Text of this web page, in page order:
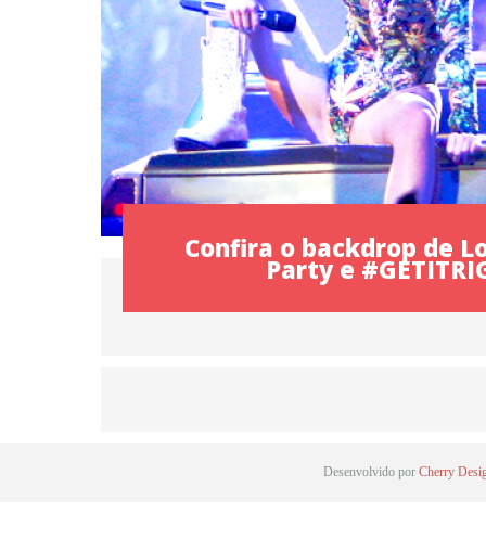
Confira o backdrop de
Party e
Desenvolvido por Cherry